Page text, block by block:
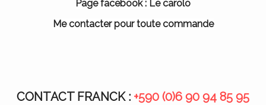
Page facebook : Le carolo
Me contacter pour toute commande
CONTACT FRANCK : +590 (0)6 90 94 85 95